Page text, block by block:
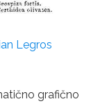
Legros
grafično